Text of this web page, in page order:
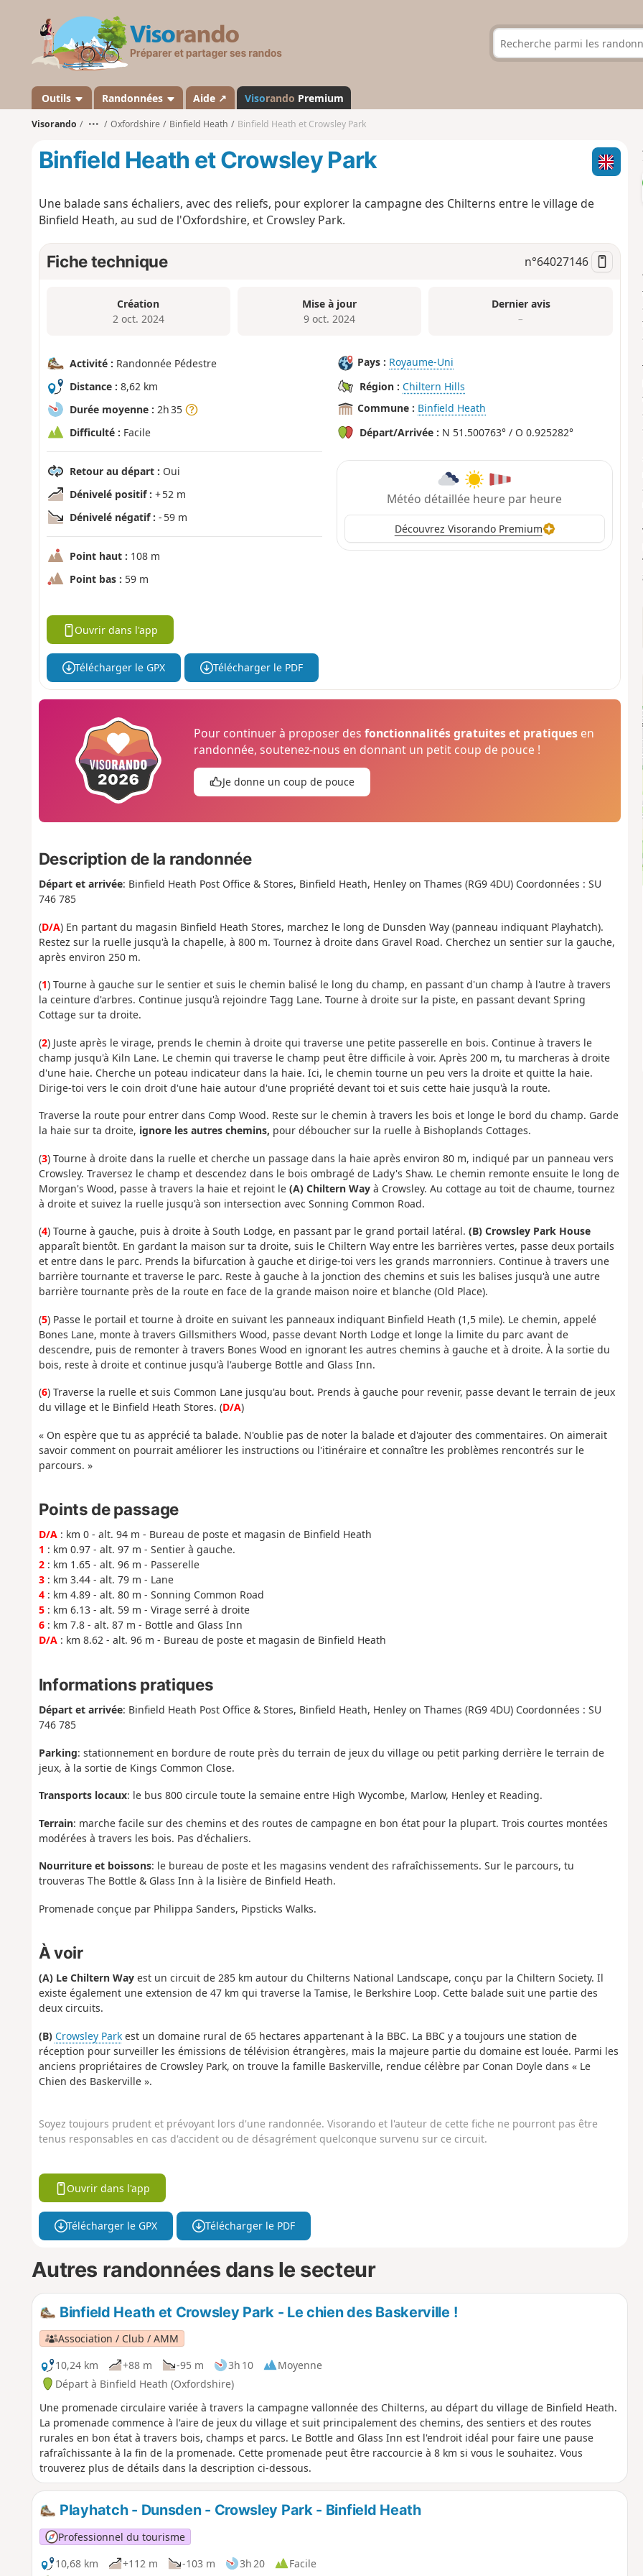
s
a
n
d
Outils Randonnées Aide ↗ Visorando Premium
Visorando ••• Oxfordshire Binfield Heath Binfield Heath et Crowsley Park
Binfield Heath et Crowsley Park
Une balade sans échaliers, avec des reliefs, pour explorer la campagne des Chilterns entre le village de
Binfield Heath, au sud de l'Oxfordshire, et Crowsley Park.
Fiche technique n°64027146
Création
2 oct. 2024
Mise à jour
9 oct. 2024
Dernier avis
–
Activité : Randonnée Pédestre
Distance : 8,62 km
Durée moyenne : 2h 35
Difficulté : Facile
Retour au départ : Oui
Dénivelé positif : + 52 m
Dénivelé négatif : - 59 m
Point haut : 108 m
Point bas : 59 m
Pays : Royaume-Uni
Région : Chiltern Hills
Commune : Binfield Heath
Départ/Arrivée : N 51.500763° / O 0.925282°
Météo détaillée heure par heure
Découvrez Visorando Premium
Ouvrir dans l'app
Télécharger le GPX Télécharger le PDF
Pour continuer à proposer desfonctionnalités gratuites et pratiques en
randonnée, soutenez-nous en donnant un petit coup de pouce !
Je donne un coup de pouce
Description de la randonnée
Départ et arrivée: Binfield Heath Post Office & Stores, Binfield Heath, Henley on Thames (RG9 4DU) Coordonnées : SU
746 785
(D/A) En partant du magasin Binfield Heath Stores, marchez le long de Dunsden Way (panneau indiquant Playhatch).
Restez sur la ruelle jusqu'à la chapelle, à 800 m. Tournez à droite dans Gravel Road. Cherchez un sentier sur la gauche,
après environ 250 m.
(1) Tourne à gauche sur le sentier et suis le chemin balisé le long du champ, en passant d'un champ à l'autre à travers
la ceinture d'arbres. Continue jusqu'à rejoindre Tagg Lane. Tourne à droite sur la piste, en passant devant Spring
Cottage sur ta droite.
(2) Juste après le virage, prends le chemin à droite qui traverse une petite passerelle en bois. Continue à travers le
champ jusqu'à Kiln Lane. Le chemin qui traverse le champ peut être difficile à voir. Après 200 m, tu marcheras à droite
d'une haie. Cherche un poteau indicateur dans la haie. Ici, le chemin tourne un peu vers la droite et quitte la haie.
Dirige-toi vers le coin droit d'une haie autour d'une propriété devant toi et suis cette haie jusqu'à la route.
Traverse la route pour entrer dans Comp Wood. Reste sur le chemin à travers les bois et longe le bord du champ. Garde
la haie sur ta droite, ignore les autres chemins, pour déboucher sur la ruelle à Bishoplands Cottages.
(3) Tourne à droite dans la ruelle et cherche un passage dans la haie après environ 80 m, indiqué par un panneau vers
Crowsley. Traversez le champ et descendez dans le bois ombragé de Lady's Shaw. Le chemin remonte ensuite le long de
Morgan's Wood, passe à travers la haie et rejoint le (A) Chiltern Wayà Crowsley. Au cottage au toit de chaume, tournez
à droite et suivez la ruelle jusqu'à son intersection avec Sonning Common Road.
(4) Tourne à gauche, puis à droite à South Lodge, en passant par le grand portail latéral. (B) Crowsley Park House
apparaît bientôt. En gardant la maison sur ta droite, suis le Chiltern Way entre les barrières vertes, passe deux portails
et entre dans le parc. Prends la bifurcation à gauche et dirige-toi vers les grands marronniers. Continue à travers une
barrière tournante et traverse le parc. Reste à gauche à la jonction des chemins et suis les balises jusqu'à une autre
barrière tournante près de la route en face de la grande maison noire et blanche (Old Place).
(5) Passe le portail et tourne à droite en suivant les panneaux indiquant Binfield Heath (1,5 mile). Le chemin, appelé
Bones Lane, monte à travers Gillsmithers Wood, passe devant North Lodge et longe la limite du parc avant de
descendre, puis de remonter à travers Bones Wood en ignorant les autres chemins à gauche et à droite. À la sortie du
bois, reste à droite et continue jusqu'à l'auberge Bottle and Glass Inn.
(6) Traverse la ruelle et suis Common Lane jusqu'au bout. Prends à gauche pour revenir, passe devant le terrain de jeux
du village et le Binfield Heath Stores. (D/A)
« On espère que tu as apprécié ta balade. N'oublie pas de noter la balade et d'ajouter des commentaires. On aimerait
savoir comment on pourrait améliorer les instructions ou l'itinéraire et connaître les problèmes rencontrés sur le
parcours. »
Points de passage
D/A: km 0 - alt. 94 m - Bureau de poste et magasin de Binfield Heath
1 : km 0.97 - alt. 97 m - Sentier à gauche.
2: km 1.65 - alt. 96 m - Passerelle
3: km 3.44 - alt. 79 m - Lane
4: km 4.89 - alt. 80 m - Sonning Common Road
5: km 6.13 - alt. 59 m - Virage serré à droite
6: km 7.8 - alt. 87 m - Bottle and Glass Inn
D/A: km 8.62 - alt. 96 m - Bureau de poste et magasin de Binfield Heath
Informations pratiques
Départ et arrivée: Binfield Heath Post Office & Stores, Binfield Heath, Henley on Thames (RG9 4DU) Coordonnées : SU
746 785
Parking: stationnement en bordure de route près du terrain de jeux du village ou petit parking derrière le terrain de
jeux, à la sortie de Kings Common Close.
Transports locaux: le bus 800 circule toute la semaine entre High Wycombe, Marlow, Henley et Reading.
Terrain: marche facile sur des chemins et des routes de campagne en bon état pour la plupart. Trois courtes montées
modérées à travers les bois. Pas d'échaliers.
Nourriture et boissons: le bureau de poste et les magasins vendent des rafraîchissements. Sur le parcours, tu
trouveras The Bottle & Glass Inn à la lisière de Binfield Heath.
Promenade conçue par Philippa Sanders, Pipsticks Walks.
À voir
(A) Le Chiltern Wayest un circuit de 285 km autour du Chilterns National Landscape, conçu par la Chiltern Society. Il
existe également une extension de 47 km qui traverse la Tamise, le Berkshire Loop. Cette balade suit une partie des
deux circuits.
(B) Crowsley Parkest un domaine rural de 65 hectares appartenant à la BBC. La BBC y a toujours une station de
réception pour surveiller les émissions de télévision étrangères, mais la majeure partie du domaine est louée. Parmi les
anciens propriétaires de Crowsley Park, on trouve la famille Baskerville, rendue célèbre par Conan Doyle dans « Le
Chien des Baskerville ».
Soyez toujours prudent et prévoyant lors d'une randonnée. Visorando et l'auteur de cette fiche ne pourront pas être
tenus responsables en cas d'accident ou de désagrément quelconque survenu sur ce circuit.
Ouvrir dans l'app
Télécharger le GPX Télécharger le PDF
Autres randonnées dans le secteur
Binfield Heath et Crowsley Park - Le chien des Baskerville !
Association / Club / AMM
10,24 km
+88 m -95 m 3h 10
Moyenne
Départ à Binfield Heath (Oxfordshire)
Une promenade circulaire variée à travers la campagne vallonnée des Chilterns, au départ du village de Binfield Heath.
La promenade commence à l'aire de jeux du village et suit principalement des chemins, des sentiers et des routes
rurales en bon état à travers bois, champs et parcs. Le Bottle and Glass Inn est l'endroit idéal pour faire une pause
rafraîchissante à la fin de la promenade. Cette promenade peut être raccourcie à 8 km si vous le souhaitez. Vous
trouverez plus de détails dans la description ci-dessous.
Playhatch - Dunsden - Crowsley Park - Binfield Heath
Professionnel du tourisme
10,68 km
+112 m -103 m 3h 20
Facile